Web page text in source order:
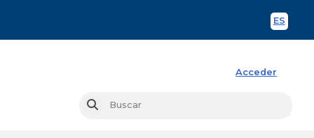
ES
Acceder
Buscar